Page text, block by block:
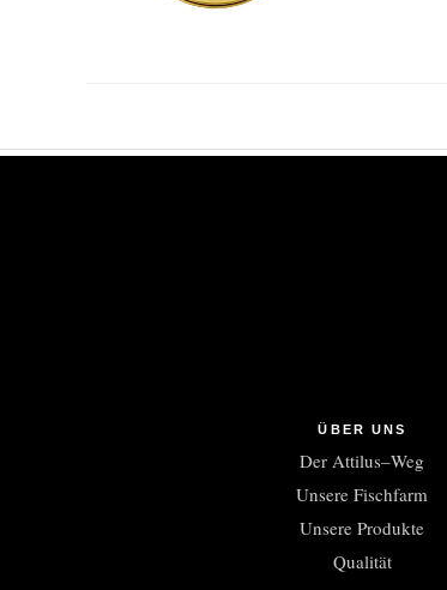
ÜBER UNS
Der Attilus–Weg
Unsere Fischfarm
Unsere Produkte
Qualität